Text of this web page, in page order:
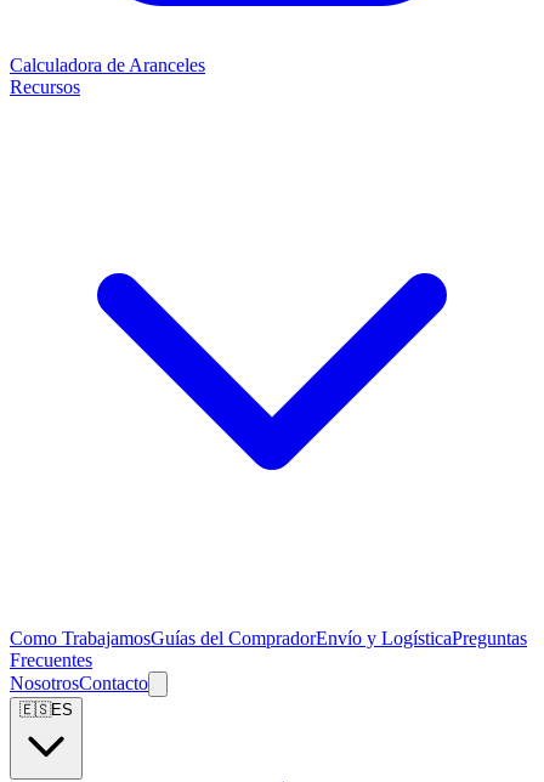
Calculadora de Aranceles
Recursos
Como TrabajamosGuías del CompradorEnvío y LogísticaPreguntas
Frecuentes
NosotrosContacto
🇪🇸ES